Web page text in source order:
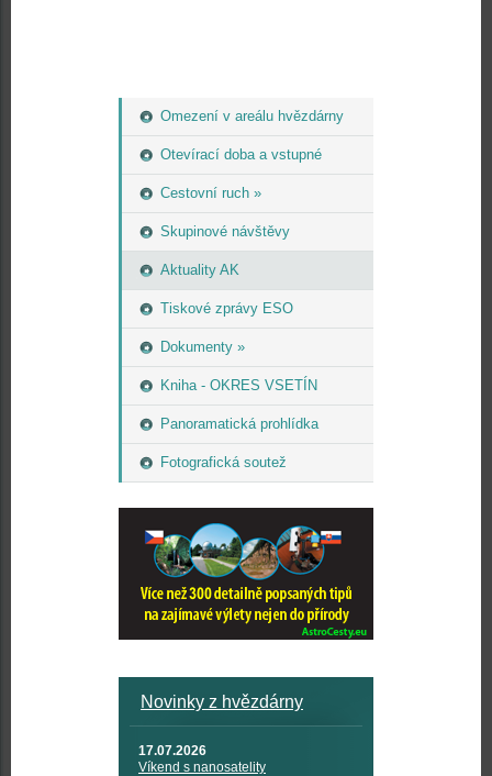
Omezení v areálu hvězdárny
Otevírací doba a vstupné
Cestovní ruch »
Skupinové návštěvy
Aktuality AK
Tiskové zprávy ESO
Dokumenty »
Kniha - OKRES VSETÍN
Panoramatická prohlídka
Fotografická soutež
Novinky z hvězdárny
17.07.2026
Víkend s nanosatelity